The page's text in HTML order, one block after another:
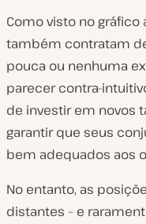
Como visto no
também contratam
pouca ou nenhuma
parecer contra-
de investir em novos
garantir que seus
bem adequados aos
No entanto, as
distantes – e